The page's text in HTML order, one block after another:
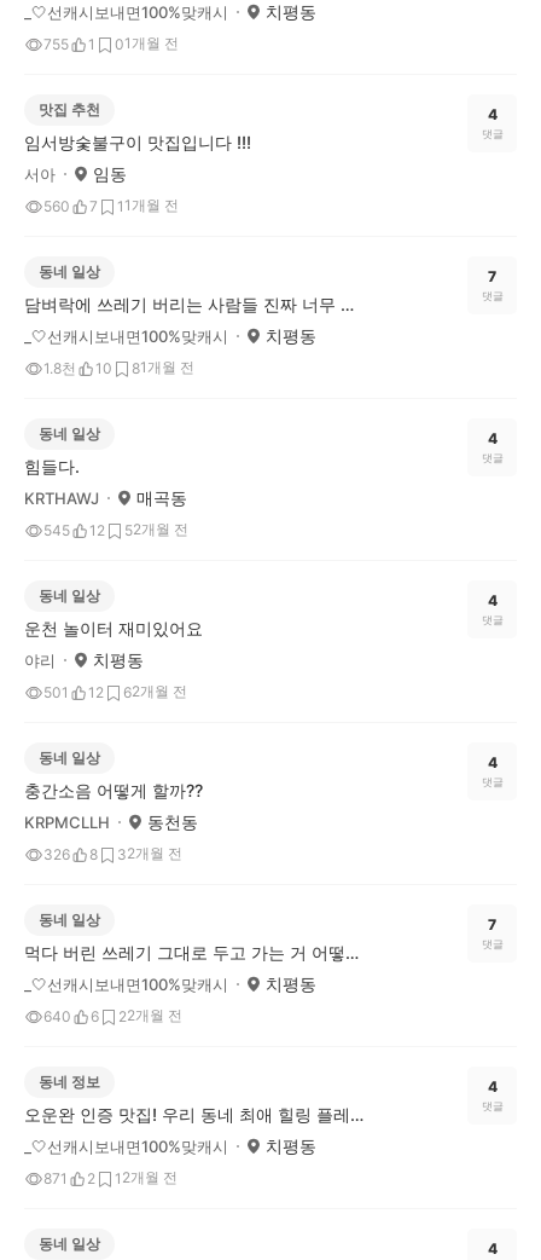
_🤍선캐시보내면100%맞캐시 치평동
755 1 01개월 전
맛집 추천
임서방숯불구이 맛집입니다 !!!
서아 임동
560 7 1 1개월 전
4
댓글
동네 일상
담벼락에 쓰레기 버리는 사람들 진짜 너무 하네요!!
_🤍선캐시보내면100%맞캐시 치평동
1.8천 10 81개월 전
7
댓글
동네 일상
힘들다.
KRTHAWJ 매곡동
545 12 52개월 전
4
댓글
동네 일상
운천 놀이터 재미있어요
야리 치평동
501 12 62개월 전
4
댓글
동네 일상
충간소음 어떻게 할까??
KRPMCLLH 동천동
326 8 32개월 전
4
댓글
동네 일상
먹다 버린 쓰레기 그대로 두고 가는 거 어떻게 생각하시나요?
_🤍선캐시보내면100%맞캐시 치평동
640 6 22개월 전
7
댓글
동네 정보
오운완 인증 맛집! 우리 동네 최애 힐링 플레이스를 소개합니다^^
_🤍선캐시보내면100%맞캐시 치평동
871 2 1 2개월 전
4
댓글
동네 일상 4